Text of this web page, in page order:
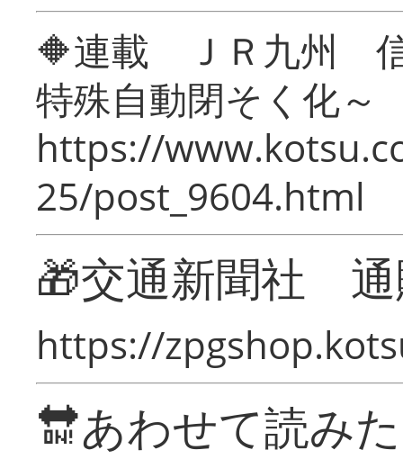
🔶連載 ＪＲ九州 信
特殊自動閉そく化～
https://
25/post_9604.html
🎁交通新聞社
https://
🔛あわせて読み